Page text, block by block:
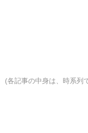
(各記事の中身は、時系列